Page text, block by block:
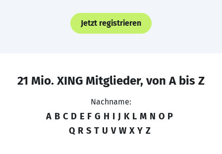
Jetzt registrieren
21 Mio. XING Mitglieder, von A bis Z
Nachname:
A B C D E F G H I J K L M N O P
Q R S T U V W X Y Z